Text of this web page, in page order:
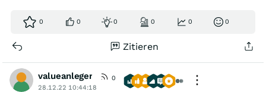
0 0 0 0 0 0
Zitieren
valueanleger
0
28.12.22 10:44:18